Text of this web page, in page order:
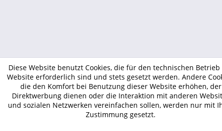
Diese Website benutzt Cookies, die für den technischen Betrieb
Website erforderlich sind und stets gesetzt werden. Andere
die den Komfort bei Benutzung dieser Website erhöhen, der
Direktwerbung dienen oder die Interaktion mit anderen
und sozialen Netzwerken vereinfachen sollen, werden nur mit
Zustimmung gesetzt.